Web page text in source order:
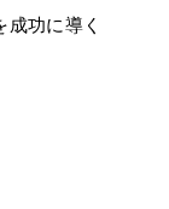
功に導く